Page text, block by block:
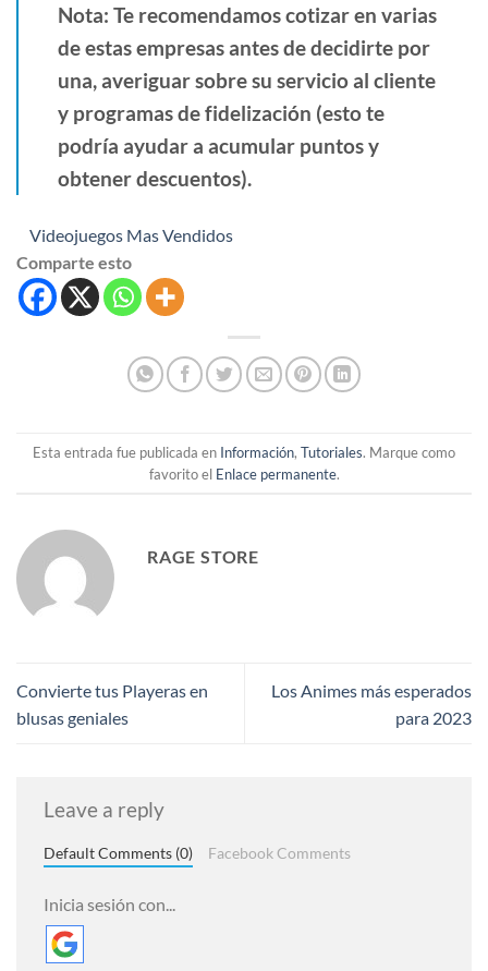
Nota: Te recomendamos cotizar en varias
de estas empresas antes de decidirte por
una, averiguar sobre su servicio al cliente
y programas de fidelización (esto te
podría ayudar a acumular puntos y
obtener descuentos).
Videojuegos Mas Vendidos
Comparte esto
Esta entrada fue publicada en Información, Tutoriales. Marque como
favorito el Enlace permanente.
RAGE STORE
Convierte tus Playeras en
blusas geniales
Los Animes más esperados
para 2023
Leave a reply
Default Comments (0) Facebook Comments
Inicia sesión con...